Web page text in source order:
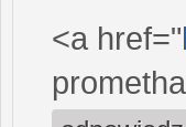
<a href="